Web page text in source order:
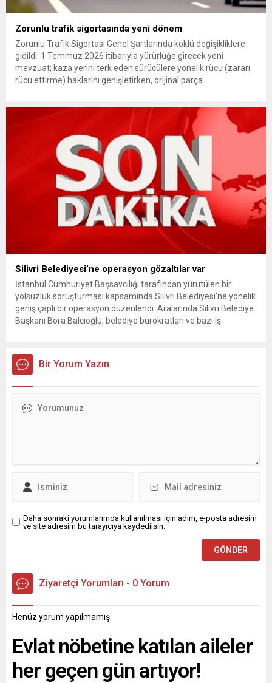
Zorunlu trafik sigortasında yeni dönem
Zorunlu Trafik Sigortası Genel Şartlarında köklü değişikliklere
gidildi. 1 Temmuz 2026 itibarıyla yürürlüğe girecek yeni
mevzuat; kaza yerini terk eden sürücülere yönelik rücu (zararı
rücu ettirme) haklarını genişletirken, orijinal parça
getiriyor. Hazine Müsteşarlığına bağlı ilgili kurumlarca...
Silivri Belediyesi’ne operasyon gözaltılar var
İstanbul Cumhuriyet Başsavcılığı tarafından yürütülen bir
yolsuzluk soruşturması kapsamında Silivri Belediyesi’ne yönelik
geniş çaplı bir operasyon düzenlendi. Aralarında Silivri Belediye
Başkanı Bora Balcıoğlu, belediye bürokratları ve bazı iş
inceleme ve arama çalışmaları devam ediyor. İstanbul’da...
Bir Yorum Yazın
Daha sonraki yorumlarımda kullanılması için adım, e-posta adresim
ve site adresim bu tarayıcıya kaydedilsin.
Ziyaretçi Yorumları - 0 Yorum
Henüz yorum yapılmamış.
Evlat nöbetine katılan aileler
her geçen gün artıyor!